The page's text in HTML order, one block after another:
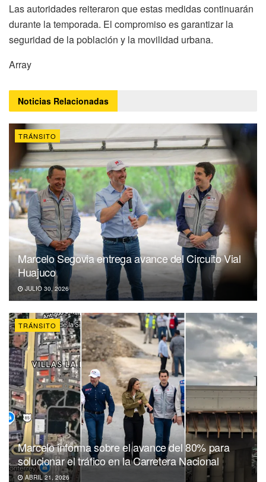
Las autoridades reiteraron que estas medidas continuarán
durante la temporada. El compromiso es garantizar la
seguridad de la población y la movilidad urbana.
Array
Noticias Relacionadas
TRÁNSITO
Marcelo Segovia entrega avance del Circuito Vial
Huajuco
JULIO 30, 2026
TRÁNSITO
Marcelo informa sobre el avance del 80% para
solucionar el tráfico en la Carretera Nacional
ABRIL 21, 2026